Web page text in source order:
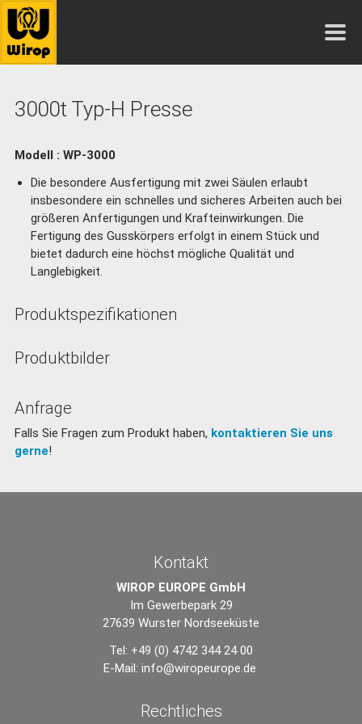
3000t Typ-H Presse
Modell : WP-3000
Die besondere Ausfertigung mit zwei Säulen erlaubt
insbesondere ein schnelles und sicheres Arbeiten auch bei
größeren Anfertigungen und Krafteinwirkungen. Die
Fertigung des Gusskörpers erfolgt in einem Stück und
bietet dadurch eine höchst mögliche Qualität und
Langlebigkeit.
Produktspezifikationen
Produktbilder
Anfrage
Falls Sie Fragen zum Produkt haben, kontaktieren Sie uns
gerne!
Kontakt
WIROP EUROPE GmbH
Im Gewerbepark 29
27639 Wurster Nordseeküste
Tel: +49 (0) 4742 344 24 00
E-Mail: info@wiropeurope.de
Rechtliches